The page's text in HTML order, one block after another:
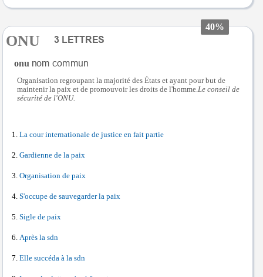
40%
ONU
onu
Organisation regroupant la majorité des États et ayant pour but de
maintenir la paix et de promouvoir les droits de l'homme. Le conseil de
sécurité de l'ONU.
La cour internationale de justice en fait partie
Gardienne de la paix
Organisation de paix
S'occupe de sauvegarder la paix
Sigle de paix
Après la sdn
Elle succéda à la sdn